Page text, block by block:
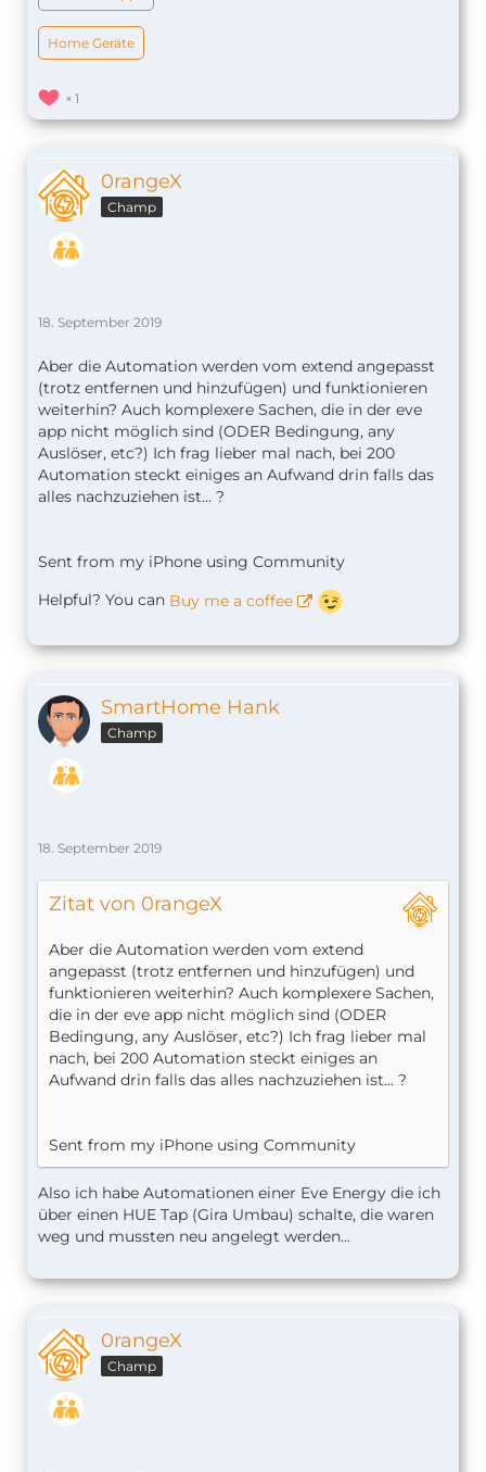
Home Geräte
1
0rangeX
Champ
18. September 2019
Aber die Automation werden vom extend angepasst
(trotz entfernen und hinzufügen) und funktionieren
weiterhin? Auch komplexere Sachen, die in der eve
app nicht möglich sind (ODER Bedingung, any
Auslöser, etc?) Ich frag lieber mal nach, bei 200
Automation steckt einiges an Aufwand drin falls das
alles nachzuziehen ist... ?
Sent from my iPhone using Community
Helpful? You can Buy me a coffee
SmartHome Hank
Champ
18. September 2019
Zitat von 0rangeX
Aber die Automation werden vom extend
angepasst (trotz entfernen und hinzufügen) und
funktionieren weiterhin? Auch komplexere Sachen,
die in der eve app nicht möglich sind (ODER
Bedingung, any Auslöser, etc?) Ich frag lieber mal
nach, bei 200 Automation steckt einiges an
Aufwand drin falls das alles nachzuziehen ist... ?
Sent from my iPhone using Community
Also ich habe Automationen einer Eve Energy die ich
über einen HUE Tap (Gira Umbau) schalte, die waren
weg und mussten neu angelegt werden...
0rangeX
Champ